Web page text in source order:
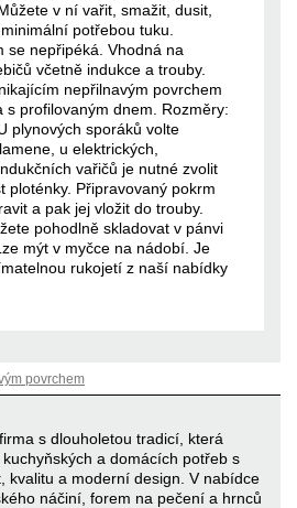
v ní vařit, smažit, dusit,
potřebou tuku.
se nepřipéká. Vhodná na
včetně indukce a trouby.
nepřilnavým povrchem
s profilovaným dnem. Rozměry:
plynových sporáků volte
u elektrických,
vařičů je nutné zvolit
ploténky. Připravovaný pokrm
a pak jej vložit do trouby.
pohodlně skladovat v pánvi
mýt v myčce na nádobí. Je
rukojetí z naší nabídky
povrchem
s dlouholetou tradicí, která
a domácích potřeb s
kvalitu a moderní design. V nabídce
náčiní, forem na pečení a hrnců